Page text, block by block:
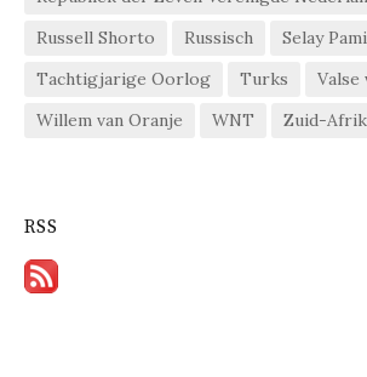
Russell Shorto
Russisch Selay
Tachtigjarige Oorlog
Turks
Valse
Willem van Oranje
WNT Zuid-
RSS